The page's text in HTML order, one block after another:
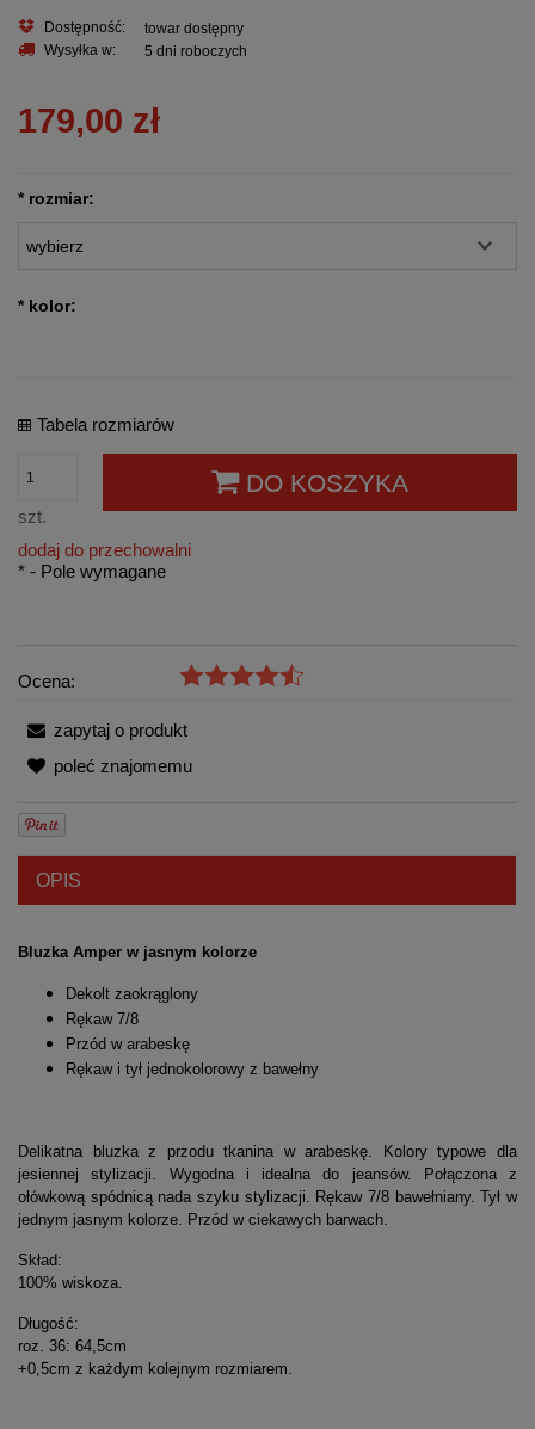
Dostępność:
towar dostępny
Wysyłka w:
5 dni roboczych
179,00 zł
* rozmiar:
* kolor:
Tabela rozmiarów
szt.
DO KOSZYKA
dodaj do przechowalni
* - Pole wymagane
Ocena:
zapytaj o produkt
poleć znajomemu
OPIS
Bluzka Amper w jasnym kolorze
Dekolt zaokrąglony
Rękaw 7/8
Przód w arabeskę
Rękaw i tył jednokolorowy z bawełny
Delikatna bluzka z przodu tkanina w arabeskę. Kolory typowe dla
jesiennej stylizacji. Wygodna i idealna do jeansów. Połączona z
ołówkową spódnicą nada szyku stylizacji. Rękaw 7/8 bawełniany. Tył w
jednym jasnym kolorze. Przód w ciekawych barwach.
Skład:
100% wiskoza.
Długość:
roz. 36: 64,5cm
+0,5cm z każdym kolejnym rozmiarem.